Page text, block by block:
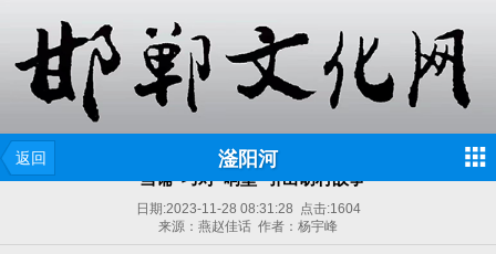
返回 滏阳河
“当铺”巧对“响堂”引出胡村故事
日期:2023-11-28 08:31:28 点击:1604
来源：燕赵佳话 作者：杨宇峰